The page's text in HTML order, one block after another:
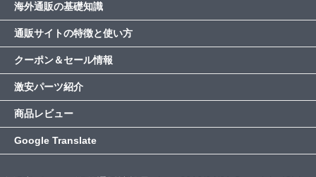
海外通販の基礎知識
通販サイトの特徴と使い方
クーポン＆セール情報
激安パーツ紹介
商品レビュー
Google Translate